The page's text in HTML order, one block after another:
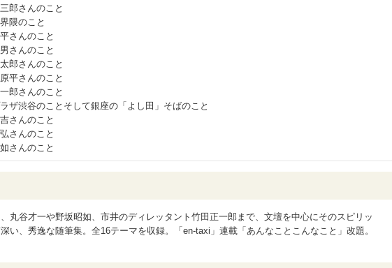
郎さんのこと
隈のこと
さんのこと
さんのこと
郎さんのこと
平さんのこと
郎さんのこと
ザ渋谷のことそして銀座の「よし田」そばのこと
さんのこと
さんのこと
さんのこと
丸谷才一や野坂昭如、市井のディレッタント竹田正一郎まで、文壇を中心にそのスピリッ
い、秀逸な随筆集。全16テーマを収録。「en-taxi」連載「あんなことこんなこと」改題。